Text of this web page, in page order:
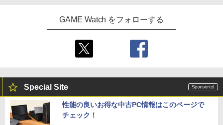
GAME Watch をフォローする
Special Site
性能の良いお得な中古PC情報はこのページで
チェック！